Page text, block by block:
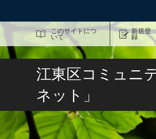
このサイトにつ
いて
新規登
録
サイト内検索
江東区コミュニ
ネット」